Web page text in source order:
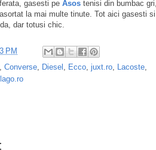
gasesti pe Asos tenisi din bumbac gri,
la mai multe tinute. Tot aici gasesti si
dar totusi chic.
PM
Converse Diesel Ecco juxt.ro Lacoste